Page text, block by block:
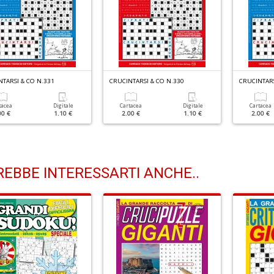
& CO N.331
€
Digitale
1.10 €
CRUCINTARSI & CO N.330
Cartacea
2.00 €
Digitale
1.10 €
Cartacea
2.00 €
INTERESSARTI ANCHE..